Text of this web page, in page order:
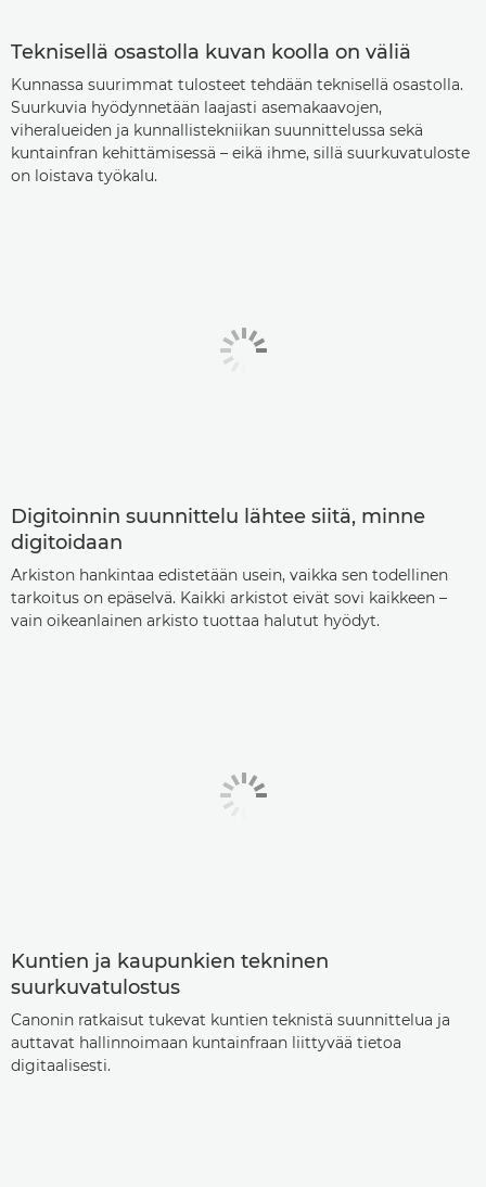
Teknisellä osastolla kuvan koolla on väliä
Kunnassa suurimmat tulosteet tehdään teknisellä osastolla.
Suurkuvia hyödynnetään laajasti asemakaavojen,
viheralueiden ja kunnallistekniikan suunnittelussa sekä
kuntainfran kehittämisessä – eikä ihme, sillä suurkuvatuloste
on loistava työkalu.
Digitoinnin suunnittelu lähtee siitä, minne
digitoidaan
Arkiston hankintaa edistetään usein, vaikka sen todellinen
tarkoitus on epäselvä. Kaikki arkistot eivät sovi kaikkeen –
vain oikeanlainen arkisto tuottaa halutut hyödyt.
Kuntien ja kaupunkien tekninen
suurkuvatulostus
Canonin ratkaisut tukevat kuntien teknistä suunnittelua ja
auttavat hallinnoimaan kuntainfraan liittyvää tietoa
digitaalisesti.